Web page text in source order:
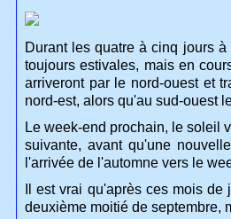
Durant les quatre à cinq jours
toujours estivales, mais en
arriveront par le nord-ouest et
nord-est, alors qu'au sud-ouest
Le week-end prochain, le soleil
suivante, avant qu'une
l'arrivée de l'automne vers le
Il est vrai qu'après ces mois
deuxième moitié de septembre,